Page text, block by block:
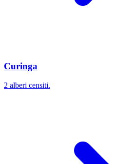
Curinga
2 alberi censiti.